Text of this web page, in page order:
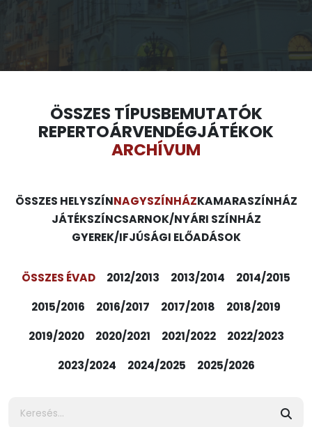
ÖSSZES TÍPUSBEMUTATÓK
REPERTOÁRVENDÉGJÁTÉKOK
ARCHÍVUM
ÖSSZES HELYSZÍNNAGYSZÍNHÁZKAMARASZÍNHÁZ
JÁTÉKSZÍNCSARNOK/NYÁRI SZÍNHÁZ
GYEREK/IFJÚSÁGI ELŐADÁSOK
ÖSSZES ÉVAD 2012/2013 2013/2014
2014/2015
2015/2016
2016/2017 2017/2018
2018/2019
2019/2020
2020/2021 2021/2022
2022/2023
2023/2024
2024/2025 2025/2026